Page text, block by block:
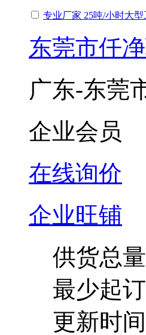
专业厂家 25吨/小时大
东莞市仟
广东-东莞
企业会员
在线询价
企业旺铺
供货总量
最少起订
更新时间